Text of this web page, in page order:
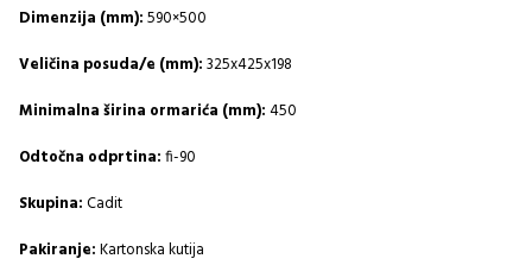
Dimenzija (mm):590×500
Veličina posuda/e (mm):325x425x198
Minimalna širina ormarića (mm):450
Odtočna odprtina:fi-90
Skupina:Cadit
Pakiranje:Kartonska kutija